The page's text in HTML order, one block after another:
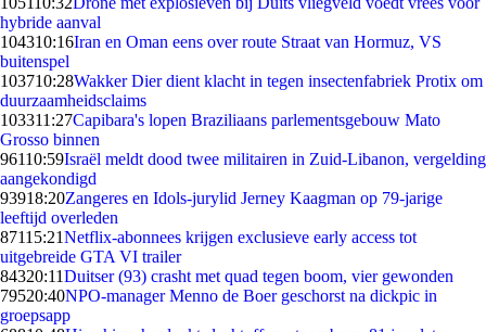
hybride aanval
104310:16Iran en Oman eens over route Straat van Hormuz, VS
buitenspel
103710:28Wakker Dier dient klacht in tegen insectenfabriek Protix om
duurzaamheidsclaims
103311:27Capibara's lopen Braziliaans parlementsgebouw Mato
Grosso binnen
96110:59Israël meldt dood twee militairen in Zuid-Libanon, vergelding
aangekondigd
93918:20Zangeres en Idols-jurylid Jerney Kaagman op 79-jarige
leeftijd overleden
87115:21Netflix-abonnees krijgen exclusieve early access tot
uitgebreide GTA VI trailer
84320:11Duitser (93) crasht met quad tegen boom, vier gewonden
79520:40NPO-manager Menno de Boer geschorst na dickpic in
groepsapp